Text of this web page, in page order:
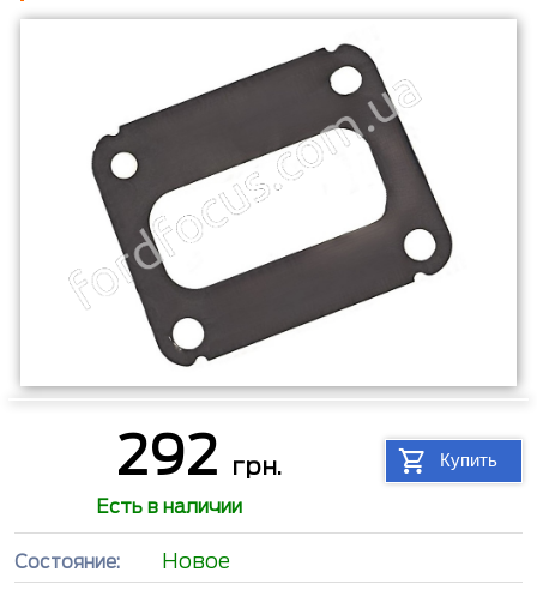
292 грн. Купить
Есть в наличии
Состояние: Новое